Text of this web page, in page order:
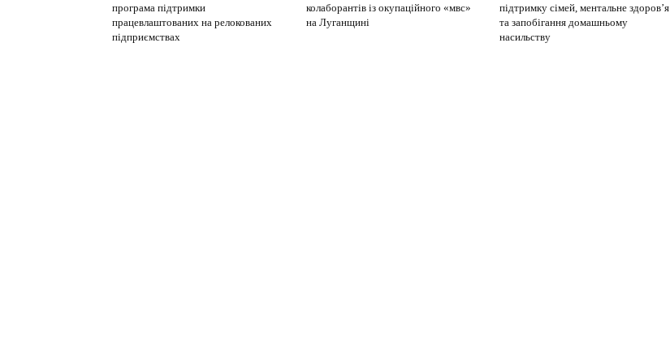
програма підтримки
працевлаштованих на релокованих
підприємствах
колаборантів із окупаційного «мвс»
на Луганщині
підтримку сімей, ментальне здоров’я
та запобігання домашньому
насильству